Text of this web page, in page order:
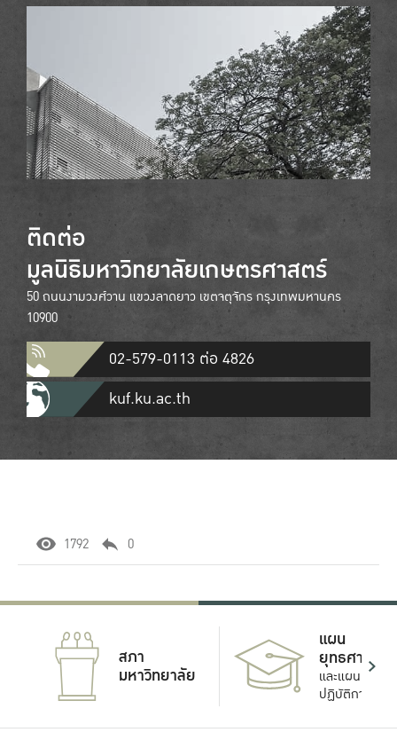
ติดต่อ
มูลนิธิมหาวิทยาลัยเกษตรศาสตร์
50 ถนนงามวงศ์วาน แขวงลาดยาว เขตจตุจักร กรุงเทพมหานคร
10900
02-579-0113 ต่อ 4826
kuf.ku.ac.th
1792 0
สภา
มหาวิทยาลัย
แผน
ยุทธศาสตร์
และแผน
ปฏิบัติการ